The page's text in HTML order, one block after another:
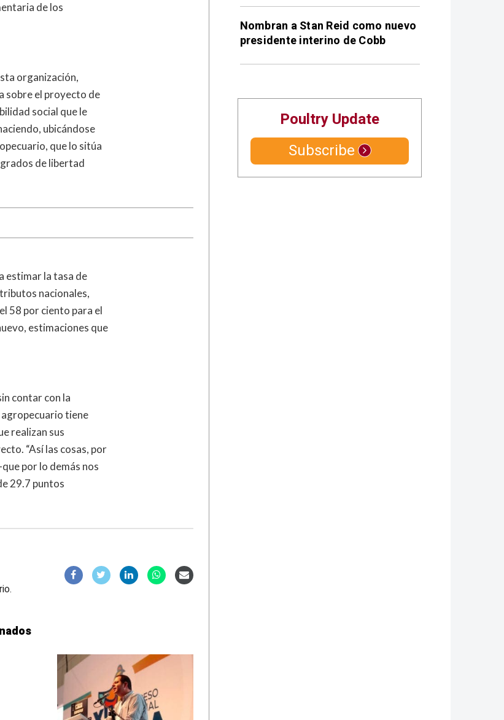
de los
organización,
sobre el proyecto de
social que le
ubicándose
que lo sitúa
de libertad
estimar la tasa de
nacionales,
58 por ciento para el
estimaciones que
contar con la
tiene
realizan sus
“Así las cosas, por
-que por lo demás nos
29.7 puntos
Nombran a Stan Reid como nuevo
presidente interino de Cobb
Poultry Update
Subscribe